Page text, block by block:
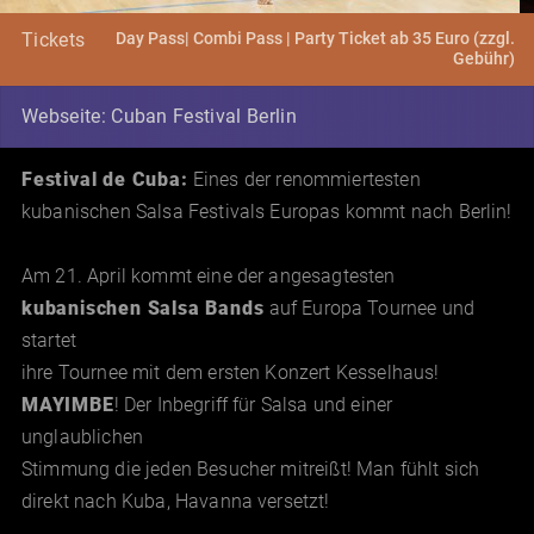
Tickets
Day Pass| Combi Pass | Party Ticket ab 35 Euro (zzgl.
Gebühr)
Webseite: Cuban Festival Berlin
Festival de Cuba: Eines der renommiertesten
kubanischen Salsa Festivals Europas kommt nach Berlin!
Am 21. April kommt eine der angesagtesten
kubanischen Salsa Bands auf Europa Tournee und
startet
ihre Tournee mit dem ersten Konzert Kesselhaus!
MAYIMBE! Der Inbegriff für Salsa und einer
unglaublichen
Stimmung die jeden Besucher mitreißt! Man fühlt sich
direkt nach Kuba, Havanna versetzt!